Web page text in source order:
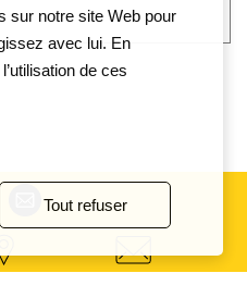
sur notre site Web pour
avec lui. En
de ces
Tout refuser